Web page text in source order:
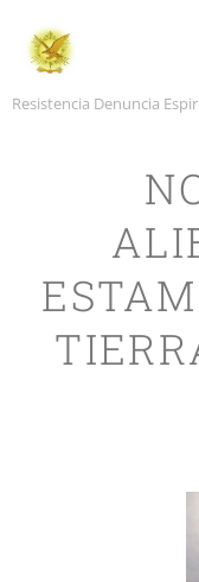
Resistencia Denuncia